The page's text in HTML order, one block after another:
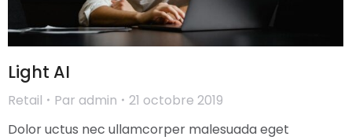
Light AI
Retail Par admin
21 octobre 2019
Dolor uctus nec ullamcorper malesuada eget